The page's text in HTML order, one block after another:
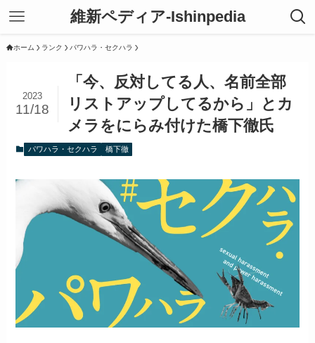
維新ペディア-Ishinpedia
ホーム ランク パワハラ・セクハラ
「今、反対してる人、名前全部
リストアップしてるから」とカ
メラをにらみ付けた橋下徹氏
2023
11/18
パワハラ・セクハラ 橋下徹